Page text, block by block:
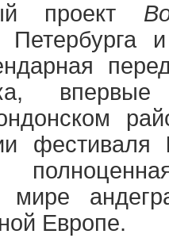
проект
фестиваля
мире
Европе.